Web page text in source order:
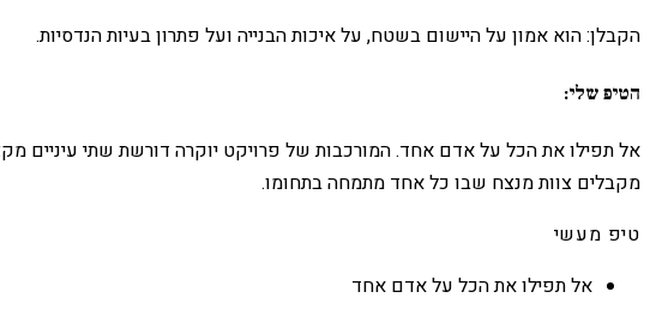
הקבלן: הוא אמון על היישום בשטח, על איכות הבנייה ועל פתרון בעיות הנדסיות.
הטיפ שלי:
אל תפילו את הכל על אדם אחד. המורכבות של פרויקט יוקרה דורשת שתי עיניים
מקבלים צוות מנצח שבו כל אחד מתמחה בתחומו.
טיפ מעשי
אל תפילו את הכל על אדם אחד